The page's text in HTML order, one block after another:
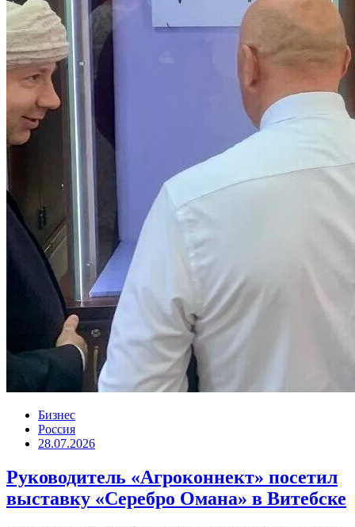
Бизнес
Россия
28.07.2026
Руководитель «Агроконнект» посетил
выставку «Серебро Омана» в Витебске